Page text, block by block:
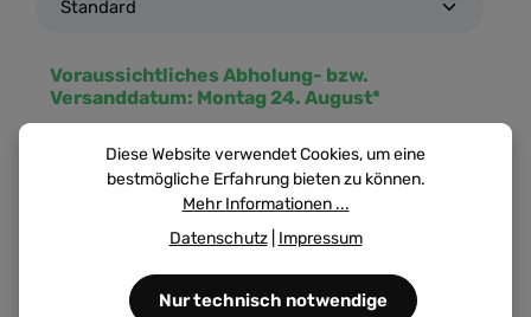
Voraussichtliches Abholung- bzw.
Versanddatum: Montag 24. August*
Produkt Anzahl: Gib den gewünschten Wert ein
129,90 €
Preise inkl. MwSt. zzgl. Versandkosten
Diese Website verwendet Cookies, um eine
bestmögliche Erfahrung bieten zu können.
Mehr Informationen ...
Datenschutz| Impressum
Nur technisch notwendige